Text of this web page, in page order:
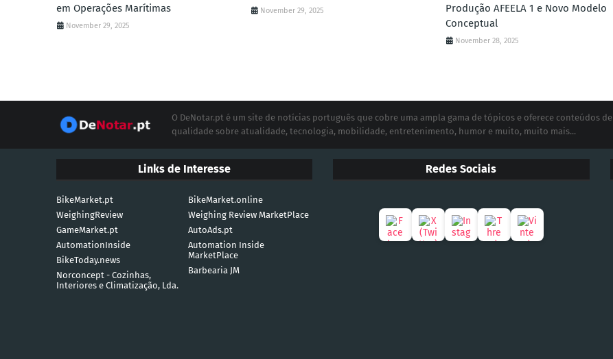
em Operações Marítimas
November 29, 2025
November 29, 2025
Produção AFEELA 1 e Novo Modelo
Conceptual
November 28, 2025
O DeNotar.pt é um site de notícias português que cobre uma ampla gama de tópicos e oferece conteúdos de
qualidade sobre atualidade, tecnologia, mobilidade, entretenimento, humor e muito, muito mais...
Links de Interesse
BikeMarket.pt
BikeMarket.online
WeighingReview
Weighing Review MarketPlace
GameMarket.pt
AutoAds.pt
AutomationInside
Automation Inside
MarketPlace
BikeToday.news
Barbearia JM
Norconcept - Cozinhas,
Interiores e Climatização, Lda.
Redes Sociais